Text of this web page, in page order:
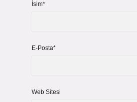
İsim*
E-Posta*
Web Sitesi